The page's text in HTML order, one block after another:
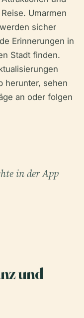
Umarmen
sicher
Erinnerungen in
Stadt finden.
herunter, sehen
an oder folgen
in der App
und